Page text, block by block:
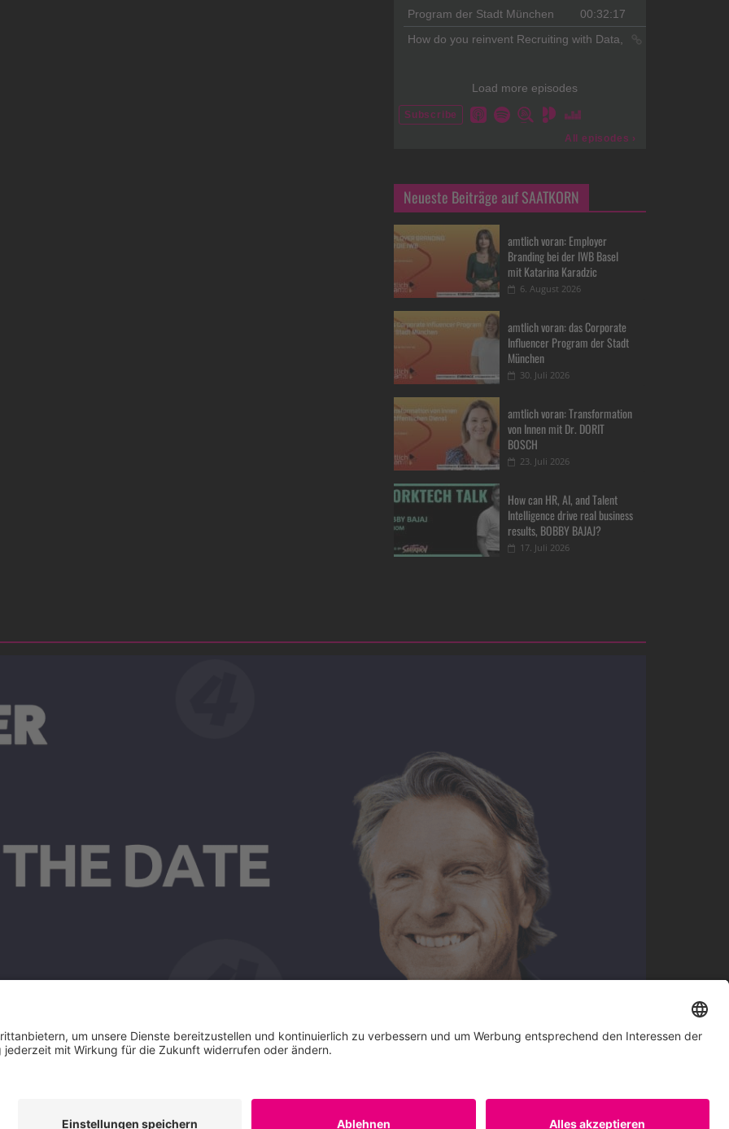
Neueste Beiträge auf SAATKORN
amtlich voran: Employer
Branding bei der IWB Basel
mit Katarina Karadzic
6. August 2026
amtlich voran: das Corporate
Influencer Program der Stadt
München
30. Juli 2026
amtlich voran: Transformation
von Innen mit Dr. DORIT
BOSCH
23. Juli 2026
How can HR, AI, and Talent
Intelligence drive real business
results, BOBBY BAJAJ?
17. Juli 2026